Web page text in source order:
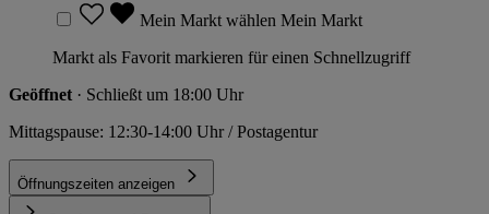
Mein Markt wählen Mein Markt
Markt als Favorit markieren für einen Schnellzugriff
Geöffnet · Schließt um 18:00 Uhr
Mittagspause: 12:30-14:00 Uhr / Postagentur
Öffnungszeiten anzeigen